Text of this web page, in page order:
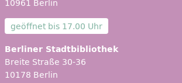
10961 Berlin
geöffnet bis 17.00 Uhr
Berliner Stadtbibliothek
Breite Straße 30-36
10178 Berlin